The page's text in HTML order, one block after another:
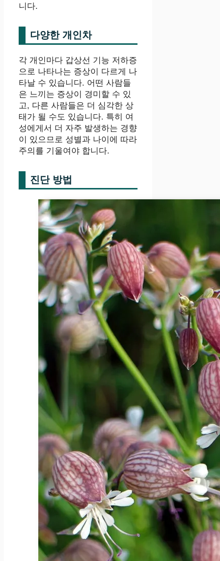
니다.
다양한 개인차
각 개인마다 갑상선 기능 저하증
으로 나타나는 증상이 다르게 나
타날 수 있습니다. 어떤 사람들
은 느끼는 증상이 경미할 수 있
고, 다른 사람들은 더 심각한 상
태가 될 수도 있습니다. 특히 여
성에게서 더 자주 발생하는 경향
이 있으므로 성별과 나이에 따라
주의를 기울여야 합니다.
진단 방법